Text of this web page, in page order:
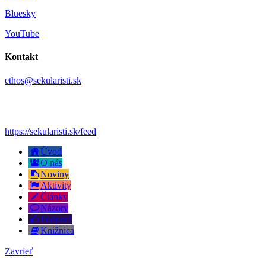
Bluesky
YouTube
Kontakt
ethos@sekularisti.sk
https://sekularisti.sk/feed
Úvod
O nás
Noviny
Aktivity
Články
Názory
Podpora
Knižnica
Zavrieť